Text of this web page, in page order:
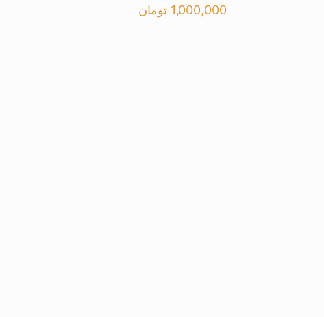
1,000,000 تومان